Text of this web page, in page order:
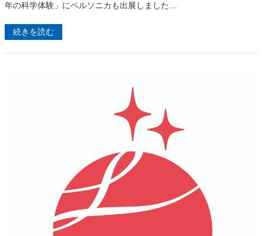
年の科学体験」にベルソニカも出展しました…
続きを読む